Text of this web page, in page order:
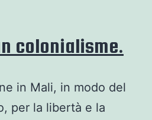
colonialisme.
in Mali, in modo del
per la libertà e la